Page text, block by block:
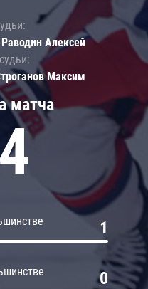
матча
1
0
Алексей
Максим